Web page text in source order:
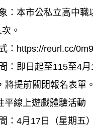
：本市公私立高中職
。
：https://reurl.cc/
：即日起至115至4月
將提前關閉報名表單。
平線上遊戲體驗活動
：4月17日（星期五